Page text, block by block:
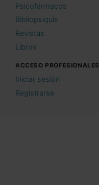
Psicofármacos
Bibliopsiquis
Revistas
Libros
ACCESO PROFESIONALES
Iniciar sesión
Registrarse